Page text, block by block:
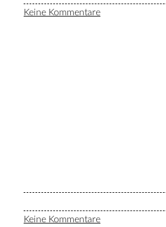
Keine Kommentare
Keine Kommentare